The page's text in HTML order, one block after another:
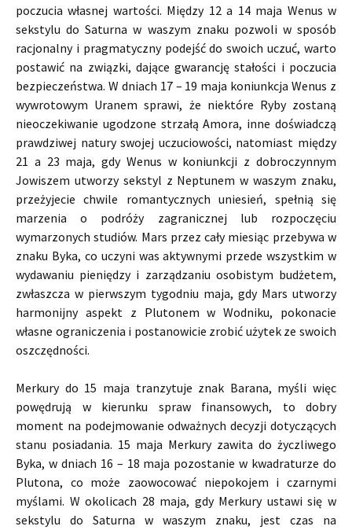
poczucia własnej wartości. Między 12 a 14 maja Wenus w
sekstylu do Saturna w waszym znaku pozwoli w sposób
racjonalny i pragmatyczny podejść do swoich uczuć, warto
postawić na związki, dające gwarancję stałości i poczucia
bezpieczeństwa. W dniach 17 – 19 maja koniunkcja Wenus z
wywrotowym Uranem sprawi, że niektóre Ryby zostaną
nieoczekiwanie ugodzone strzałą Amora, inne doświadczą
prawdziwej natury swojej uczuciowości, natomiast między
21 a 23 maja, gdy Wenus w koniunkcji z dobroczynnym
Jowiszem utworzy sekstyl z Neptunem w waszym znaku,
przeżyjecie chwile romantycznych uniesień, spełnią się
marzenia o podróży zagranicznej lub rozpoczęciu
wymarzonych studiów. Mars przez cały miesiąc przebywa w
znaku Byka, co uczyni was aktywnymi przede wszystkim w
wydawaniu pieniędzy i zarządzaniu osobistym budżetem,
zwłaszcza w pierwszym tygodniu maja, gdy Mars utworzy
harmonijny aspekt z Plutonem w Wodniku, pokonacie
własne ograniczenia i postanowicie zrobić użytek ze swoich
oszczędności.
Merkury do 15 maja tranzytuje znak Barana, myśli więc
powędrują w kierunku spraw finansowych, to dobry
moment na podejmowanie odważnych decyzji dotyczących
stanu posiadania. 15 maja Merkury zawita do życzliwego
Byka, w dniach 16 – 18 maja pozostanie w kwadraturze do
Plutona, co może zaowocować niepokojem i czarnymi
myślami. W okolicach 28 maja, gdy Merkury ustawi się w
sekstylu do Saturna w waszym znaku, jest czas na